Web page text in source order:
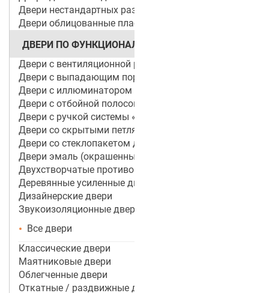
Двери нестандартных размеров
Двери облицованные пластиком
ДВЕРИ ПО ФУНКЦИОНАЛУ
Двери с вентиляционной решеткой
Двери с выпадающим порогом / беспороговые
Двери с иллюминатором
Двери с отбойной полосой (пластиной)
Двери с ручкой системы «Антипаника»
Двери со скрытыми петлями
Двери со стеклопакетом для объектов
Двери эмаль (окрашенные по RAL)
Двухстворчатые противопожарные двери
Деревянные усиленные двери
Дизайнерские двери
Звукоизоляционные двери
Все двери
Классические двери
Маятниковые двери
Облегченные двери
Откатные / раздвижные двери